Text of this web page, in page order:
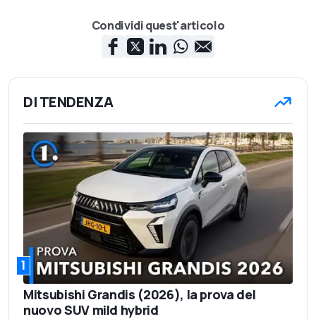
Condividi quest'articolo
DI TENDENZA
1
Mitsubishi Grandis (2026), la prova del
nuovo SUV mild hybrid